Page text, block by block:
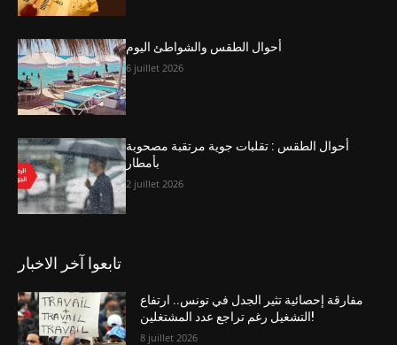
أحوال الطقس والشواطئ اليوم
6 juillet 2026
أحوال الطقس : تقلبات جوية مرتقبة مصحوبة
بأمطار
2 juillet 2026
تابعوا آخر الاخبار
مفارقة إحصائية تثير الجدل في تونس.. ارتفاع
التشغيل رغم تراجع عدد المشتغلين!
8 juillet 2026